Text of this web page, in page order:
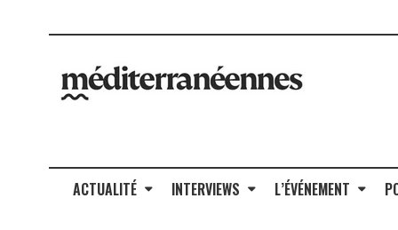
ACTUALITÉ INTERVIEWS L’ÉVÉNEMENT